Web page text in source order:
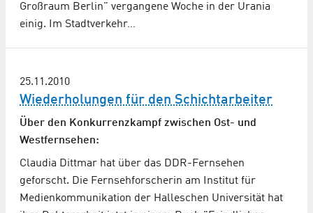
Großraum Berlin" vergangene Woche in der Urania
einig. Im Stadtverkehr…
25.11.2010
Wiederholungen für den Schichtarbeiter
Über den Konkurrenzkampf zwischen Ost- und
Westfernsehen:
Claudia Dittmar hat über das DDR-Fernsehen
geforscht. Die Fernsehforscherin am Institut für
Medienkommunikation der Halleschen Universität hat